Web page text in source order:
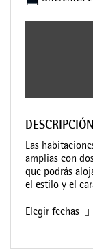
DESCRIPCIÓN
Las
amplias con
que podrás
el estilo y el
Elegir fechas